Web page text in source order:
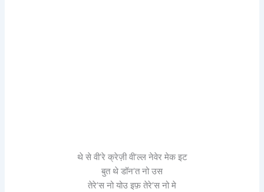
थे से वी’रे क्रेज़ी वी’ल्ल नेवेर मेक इट
बुत थे डॉन’त नो उस
तेरे’स नो योउ इफ़ तेरे’स नो मे